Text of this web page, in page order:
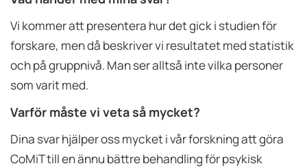
Vi kommer att presentera hur det gick i studien för
forskare, men då beskriver vi resultatet med statistik
och på gruppnivå. Man ser alltså inte vilka personer
som varit med.
Varför måste vi veta så mycket?
Dina svar hjälper oss mycket i vår forskning att göra
CoMiT till en ännu bättre behandling för psykisk